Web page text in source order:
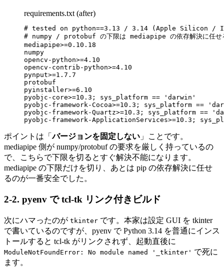
requirements.txt (after)
# tested on python==3.13 / 3.14 (Apple Silicon /
# numpy / protobuf の下限は mediapipe の依存解決に任せ
mediapipe>=0.10.18
numpy
opencv-python>=4.10
opencv-contrib-python>=4.10
pynput>=1.7.7
protobuf
pyinstaller>=6.10
pyobjc-core>=10.3; sys_platform == 'darwin'
pyobjc-framework-Cocoa>=10.3; sys_platform ==
pyobjc-framework-Quartz>=10.3; sys_platform ==
pyobjc-framework-ApplicationServices>=10.3;
ポイントは「バージョンを固定しない 」ことです。
mediapipe 側が numpy/protobuf の要求を厳しく持っているの
で、こちらで下限を切るとすぐ解決不能になります。
mediapipe の下限だけを切り、あとは pip の依存解決に任せ
るのが一番安全でした。
2-2. pyenv で tcl-tk リンク付きビルド
次にハマったのが tkinter です。本家は設定 GUI を tkinter
で書いているのですが、pyenv で Python 3.14 を普通にインス
トールすると tcl-tk がリンクされず、起動直後に
ModuleNotFoundError: No module named '_tkinter' で死に
ます。